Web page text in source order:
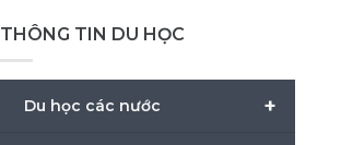
THÔNG TIN DU HỌC
+
Du học các nước